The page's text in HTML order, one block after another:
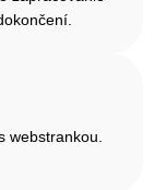
webstrankou.